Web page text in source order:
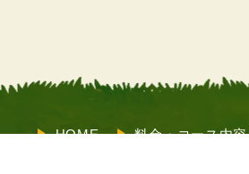
HOME 料金・コース内容